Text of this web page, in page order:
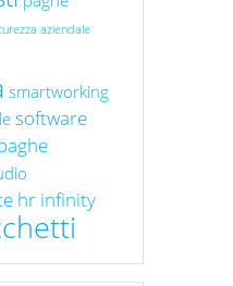
aziendale
smartworking
software
hr infinity